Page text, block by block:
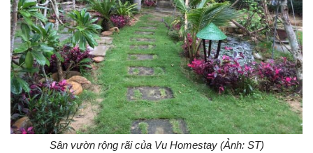
Sân vườn rộng rãi của Vu Homestay (Ảnh: ST)